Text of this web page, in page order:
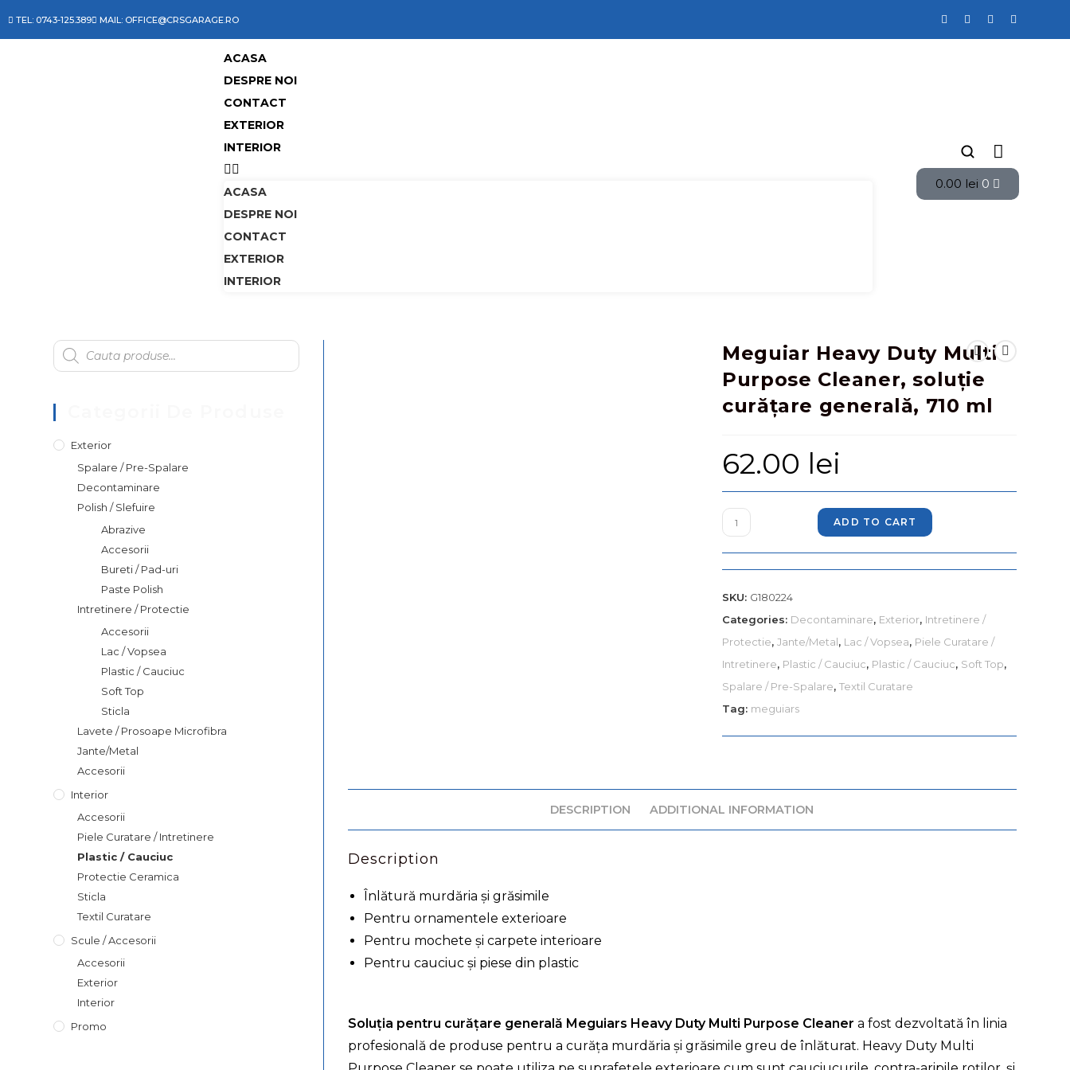
TEL: 0743-125.389 MAIL: OFFICE@CRSGARAGE.RO
ACASA
DESPRE NOI
CONTACT
EXTERIOR
INTERIOR
ACASA
DESPRE NOI
CONTACT
EXTERIOR
INTERIOR
0.00 lei 0
Meguiar Heavy Duty Multi
Purpose Cleaner, soluție
curățare generală, 710 ml
62.00 lei
ADD TO CART
SKU: G180224
Categories: Decontaminare, Exterior, Intretinere /
Protectie,Jante/Metal, Lac / Vopsea, Piele Curatare /
Intretinere, Plastic / Cauciuc, Plastic / Cauciuc, Soft Top,
Spalare / Pre-Spalare,Textil Curatare
Tag: meguiars
DESCRIPTION ADDITIONAL INFORMATION
Description
Înlătură murdăria și grăsimile
Pentru ornamentele exterioare
Pentru mochete și carpete interioare
Pentru cauciuc și piese din plastic
Soluția pentru curățare generală Meguiars Heavy Duty Multi Purpose Cleaner a fost dezvoltată în linia
profesională de produse pentru a curăța murdăria și grăsimile greu de înlăturat. Heavy Duty Multi
Exterior
Spalare / Pre-Spalare
Decontaminare
Polish / Slefuire
Abrazive
Accesorii
Bureti / Pad-uri
Paste Polish
Intretinere / Protectie
Accesorii
Lac / Vopsea
Plastic / Cauciuc
Soft Top
Sticla
Lavete / Prosoape Microfibra
Jante/Metal
Accesorii
Interior
Accesorii
Piele Curatare / Intretinere
Plastic / Cauciuc
Protectie Ceramica
Sticla
Textil Curatare
Scule / Accesorii
Accesorii
Exterior
Interior
Promo